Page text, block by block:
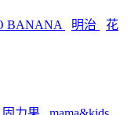
BANANA 明治
花